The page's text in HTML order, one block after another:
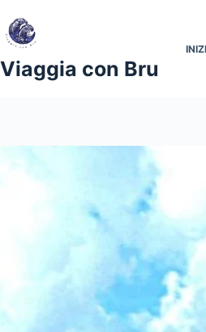
contenuto
Viaggia con Bru